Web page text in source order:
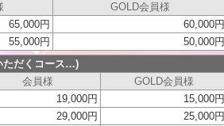
GOLD会員様
65,000円
60,000円
55,000円
50,000円
ただくコース…)
会員様
GOLD会員様
19,000円
15,000円
29,000円
25,000円